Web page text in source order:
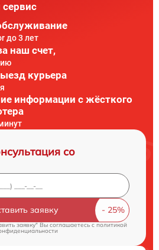
до 3 лет
наш счет,
курьера
информации с жёсткого
со
заявку
заявку" Вы соглашаетесь cполитикой